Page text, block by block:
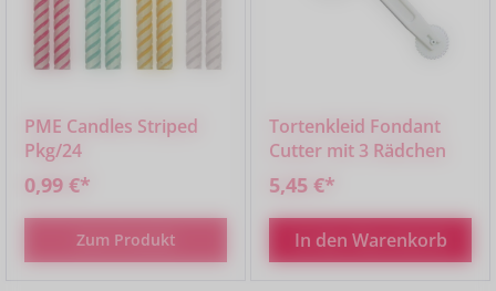
PME Candles Striped
Pkg/24
0,99 €*
Zum Produkt
Tortenkleid Fondant
Cutter mit 3 Rädchen
5,45 €*
In den Warenkorb